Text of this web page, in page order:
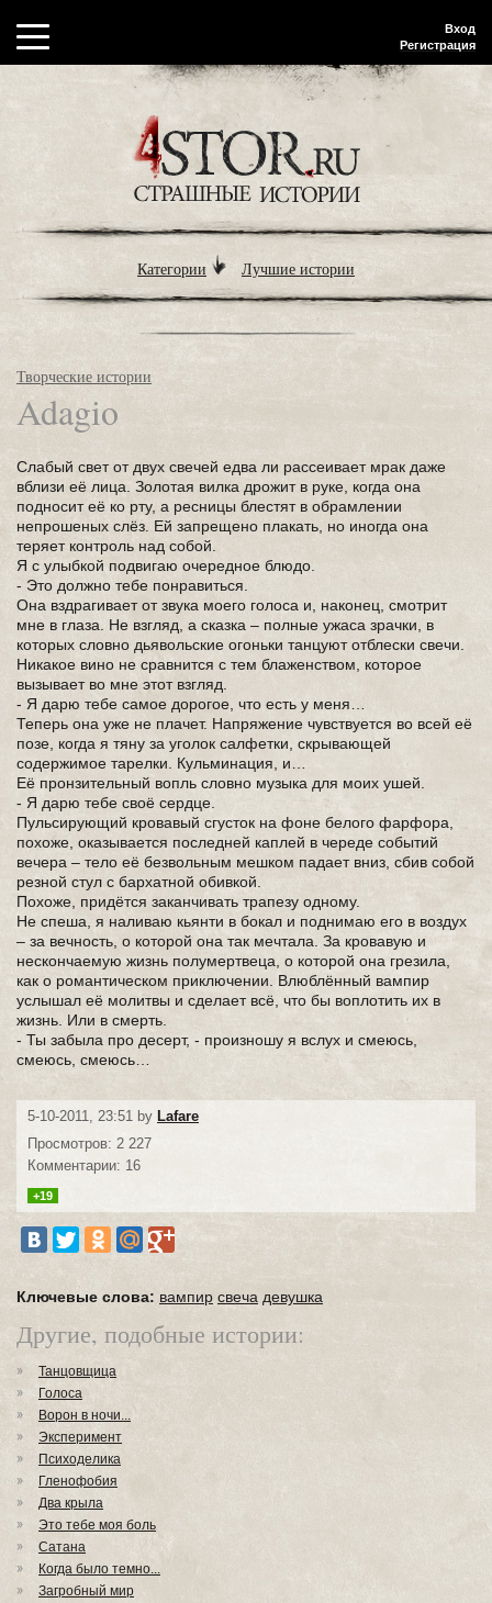
Вход
Регистрация
Категории Лучшие истории
Творческие истории
Adagio
Слабый свет от двух свечей едва ли рассеивает мрак даже
вблизи её лица. Золотая вилка дрожит в руке, когда она
подносит её ко рту, а ресницы блестят в обрамлении
непрошеных слёз. Ей запрещено плакать, но иногда она
теряет контроль над собой.
Я с улыбкой подвигаю очередное блюдо.
- Это должно тебе понравиться.
Она вздрагивает от звука моего голоса и, наконец, смотрит
мне в глаза. Не взгляд, а сказка – полные ужаса зрачки, в
которых словно дьявольские огоньки танцуют отблески свечи.
Никакое вино не сравнится с тем блаженством, которое
вызывает во мне этот взгляд.
- Я дарю тебе самое дорогое, что есть у меня…
Теперь она уже не плачет. Напряжение чувствуется во всей её
позе, когда я тяну за уголок салфетки, скрывающей
содержимое тарелки. Кульминация, и…
Её пронзительный вопль словно музыка для моих ушей.
- Я дарю тебе своё сердце.
Пульсирующий кровавый сгусток на фоне белого фарфора,
похоже, оказывается последней каплей в череде событий
вечера – тело её безвольным мешком падает вниз, сбив собой
резной стул с бархатной обивкой.
Похоже, придётся заканчивать трапезу одному.
Не спеша, я наливаю кьянти в бокал и поднимаю его в воздух
– за вечность, о которой она так мечтала. За кровавую и
нескончаемую жизнь полумертвеца, о которой она грезила,
как о романтическом приключении. Влюблённый вампир
услышал её молитвы и сделает всё, что бы воплотить их в
жизнь. Или в смерть.
- Ты забыла про десерт, - произношу я вслух и смеюсь,
смеюсь, смеюсь…
5-10-2011, 23:51 by Lafare
Просмотров: 2 227
Комментарии: 16
+19
Ключевые слова: вампир свеча девушка
Другие, подобные истории:
Танцовщица
Голоса
Ворон в ночи...
Эксперимент
Психоделика
Гленофобия
Два крыла
Это тебе моя боль
Сатана
Когда было темно...
Загробный мир